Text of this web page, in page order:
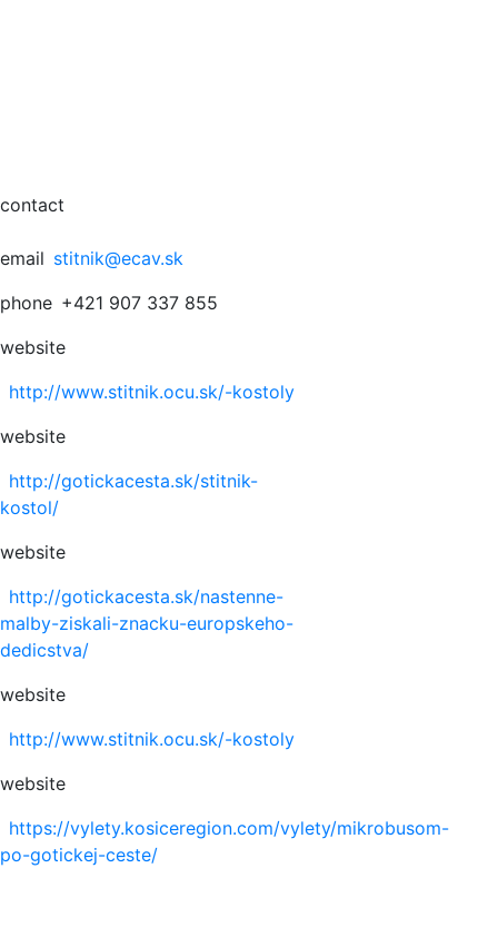
contact
email stitnik@ecav.sk
phone +421 907 337 855
website
http://www.stitnik.ocu.sk/-kostoly
website
http://gotickacesta.sk/stitnik-
kostol/
website
http://gotickacesta.sk/nastenne-
malby-ziskali-znacku-europskeho-
dedicstva/
website
http://www.stitnik.ocu.sk/-kostoly
website
https://vylety.kosiceregion.com/vylety/mikrobusom-
po-gotickej-ceste/